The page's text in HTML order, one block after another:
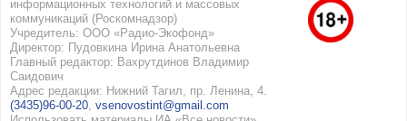
информационных технологий и массовых
коммуникаций (Роскомнадзор)
Учредитель: ООО «Радио-Экофонд»
Директор: Пудовкина Ирина Анатольевна
Главный редактор: Вахрутдинов Владимир
Саидович
Адрес редакции: Нижний Тагил, пр. Ленина, 4.
(3435)96-00-20, vsenovostint@gmail.com